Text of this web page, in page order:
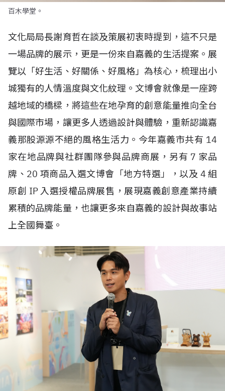
百木學堂。
文化局局長謝育哲在談及策展初衷時提到，這不只是
一場品牌的展示，更是一份來自嘉義的生活提案。展
覽以「好生活、好關係、好風格」為核心，梳理出小
城獨有的人情溫度與文化紋理。文博會就像是一座跨
越地域的橋樑，將這些在地孕育的創意能量推向全台
與國際市場，讓更多人透過設計與體驗，重新認識嘉
義那股源源不絕的風格生活力。今年嘉義市共有 14
家在地品牌與社群團隊參與品牌商展，另有 7 家品
牌、 20 項商品入選文博會「地方特選」，以及 4 組
原創 IP 入選授權品牌展售，展現嘉義創意產業持續
累積的品牌能量，也讓更多來自嘉義的設計與故事站
上全國舞臺。